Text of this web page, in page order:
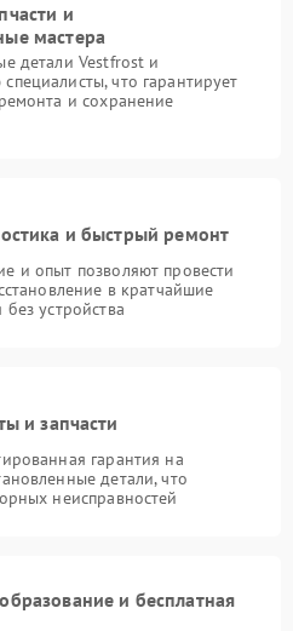
и
мастера
детали Vestfrost и
что гарантирует
и сохранение
и быстрый ремонт
и опыт позволяют провести
в кратчайшие
устройства
и запчасти
гарантия на
детали, что
неисправностей
и бесплатная